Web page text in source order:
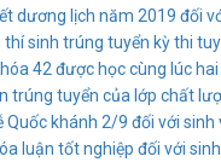
dương lịch năm 2019 đối
sinh trúng tuyển kỳ thi
42 được học cùng lúc
trúng tuyển của lớp chất
Quốc khánh 2/9 đối với
luận tốt nghiệp đối với